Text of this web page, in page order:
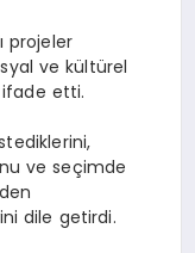
projeler
ve kültürel
ifade etti.
ve seçimde
dile getirdi.